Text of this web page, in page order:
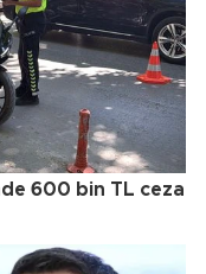
600 bin TL ceza